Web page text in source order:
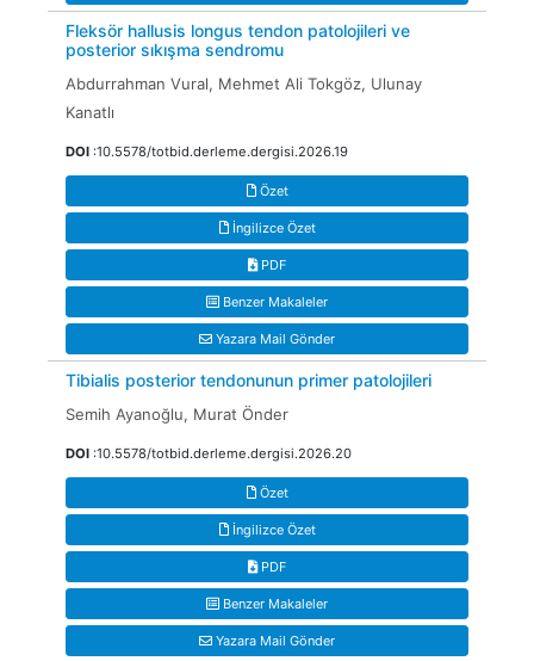
Fleksör hallusis longus tendon patolojileri ve
posterior sıkışma sendromu
Abdurrahman Vural, Mehmet Ali Tokgöz, Ulunay
Kanatlı
DOI :10.5578/totbid.derleme.dergisi.2026.19
Özet
İngilizce Özet
PDF
Benzer Makaleler
Yazara Mail Gönder
Tibialis posterior tendonunun primer patolojileri
Semih Ayanoğlu, Murat Önder
DOI :10.5578/totbid.derleme.dergisi.2026.20
Özet
İngilizce Özet
PDF
Benzer Makaleler
Yazara Mail Gönder